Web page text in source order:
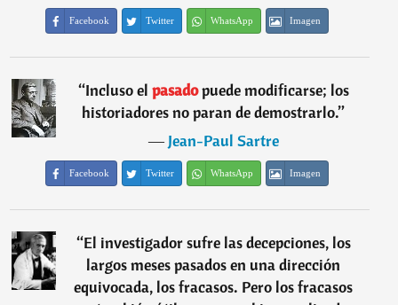
Facebook Twitter WhatsApp Imagen
“Incluso el pasadopuede modificarse; los
historiadores no paran de demostrarlo.”
―Jean-Paul Sartre
Facebook Twitter WhatsApp Imagen
“El investigador sufre las decepciones, los
largos meses pasados en una dirección
equivocada, los fracasos. Pero los fracasos